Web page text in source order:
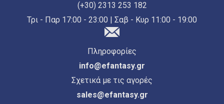
(+30) 2313 253 182
Τρι - Παρ 17:00 - 23:00 | Σαβ - Κυρ 11:00 - 19:00
Πληροφορίες
info@efantasy.gr
Σχετικά με τις αγορές
sales@efantasy.gr